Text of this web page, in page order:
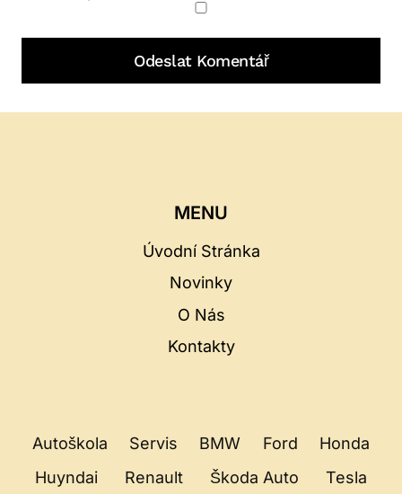
MENU
Úvodní Stránka
Novinky
O Nás
Kontakty
Autoškola Servis BMW Ford
Honda
Huyndai
Renault Škoda Auto Tesla